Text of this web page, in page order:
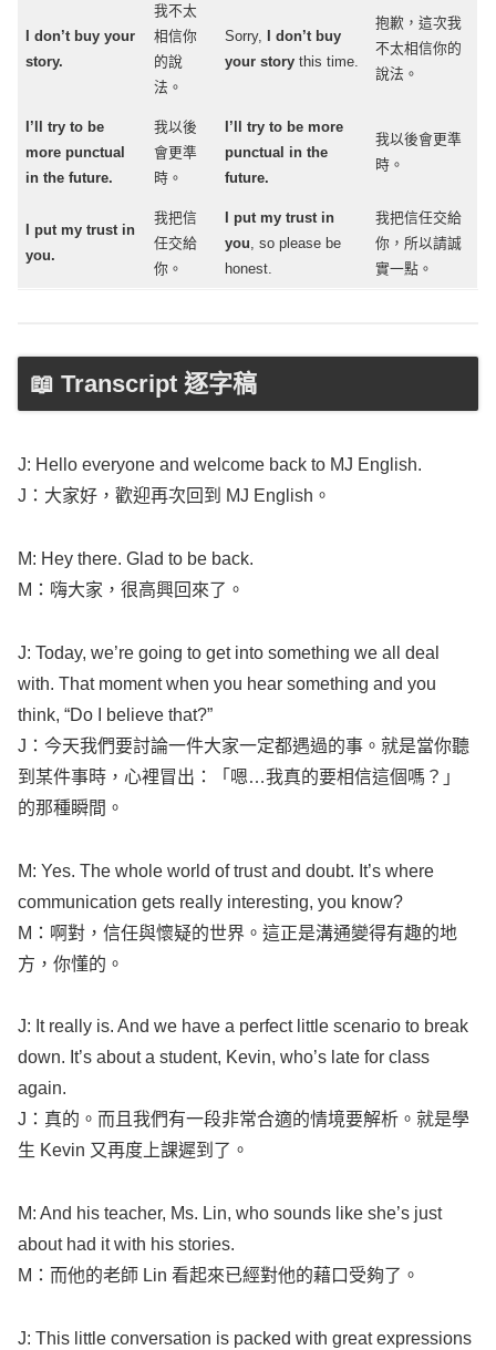
Idon’t buy your
story.
我不太
相信你
的說
法。
Sorry, Idon’t buy
yourstory thistime
抱歉，這次我
不太相信你的
說法。
I’ll try to be
more punctual
in thefuture.
我以後
會更準
時。
I’ll try to be more
punctual in the
future.
我以後會更準
時。
put mytrust in
you.
我把信
任交給
你。
put mytrust in
you , soplease be
honest
我把信任交給
你，所以請誠
實一點。
📖 Transcript 逐字稿
J: Hello everyone and welcome back to MJ English.
J：大家好，歡迎再次回到 MJ English 。
M: Hey there. Glad to be back.
M：嗨大家，很高興回來了。
J: Today, we’re going to getinto something we all
deal
with. That momentwhen you hear something and you
think, “Do I believe that?”
J：今天我們要討論一件大家一定都遇過的事。就是當你聽
到某件事時，心裡冒出：「嗯…我真的要相信這個嗎？」
的那種瞬間。
M: Yes. The whole world oftrustand doubt. It’s where
communication gets really interesting, you know?
M：啊對，信任與懷疑的世界。這正是溝通變得有趣的地
方，你懂的。
J: It really is. And we have a perfect little scenario to break
down. It’s about a student, Kevin, who’s late for class
again.
J：真的。而且我們有一段非常合適的情境要解析。就是學
生 Kevin 又再度上課遲到了。
M: And his teacher, Ms. Lin, who sounds like she’s just
about had it with his stories.
M：而他的老師 Lin 看起來已經對他的藉口受夠了。
J: This little conversation is packed with great expressions